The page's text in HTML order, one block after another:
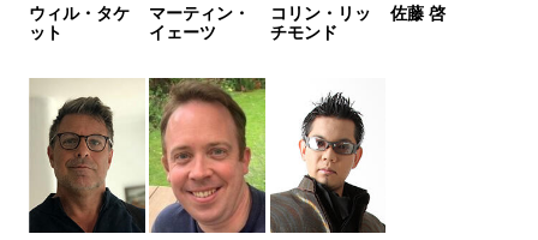
ウィル・タケ
ット
マーティン・
イェーツ
コリン・リッ
チモンド
佐藤 啓